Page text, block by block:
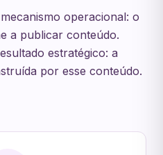
operacional: o
a publicar conteúdo.
estratégico: a
por esse conteúdo.